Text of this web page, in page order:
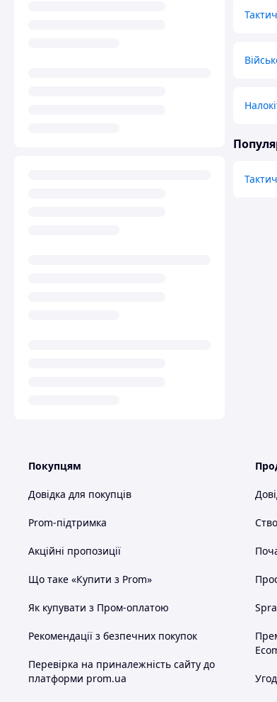
Покупцям
Довідка для покупців
Prom-підтримка
Акційні пропозиції
Що таке «Купити з Prom»
Як купувати з Пром-оплатою
Рекомендації з безпечних покупок
Перевірка на приналежність сайту до
платформи prom.ua